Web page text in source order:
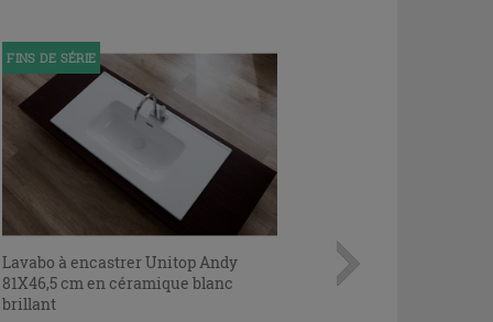
FINS DE SÉRIE
Lavabo à encastrer Unitop Andy
81X46,5 cm en céramique blanc
brillant